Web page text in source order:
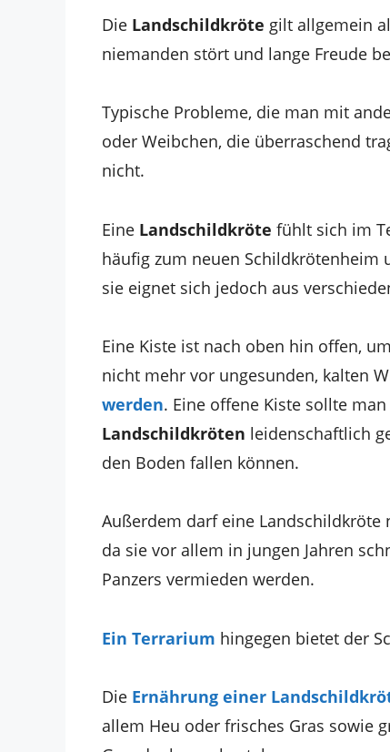
Die Landschildkröte gilt allgemein
niemanden stört und lange Freude
Typische Probleme, die man mit
oder Weibchen, die überraschend
nicht.
Eine Landschildkröte fühlt sich im
häufig zum neuen Schildkrötenheim
sie eignet sich jedoch aus
Eine Kiste ist nach oben hin offen,
nicht mehr vor ungesunden, kalten
werden. Eine offene Kiste sollte
Landschildkröten leidenschaftlich
den Boden fallen können.
Außerdem darf eine
da sie vor allem in jungen Jahren
Panzers vermieden werden.
Ein Terrarium hingegen bietet der
Die Ernährung einer
allem Heu oder frisches Gras sowie